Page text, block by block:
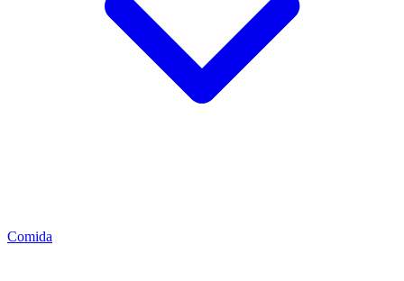
Comida